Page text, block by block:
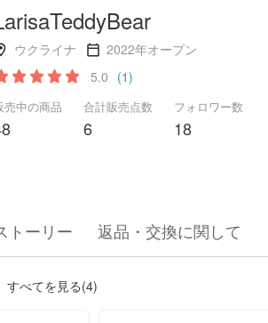
ウクライナ
2022年オープン
5.0 (1)
売中の商品 合計販売点数
6
フォロワー数
18
トーリー 返品・交換に関して
すべてを見る(4)